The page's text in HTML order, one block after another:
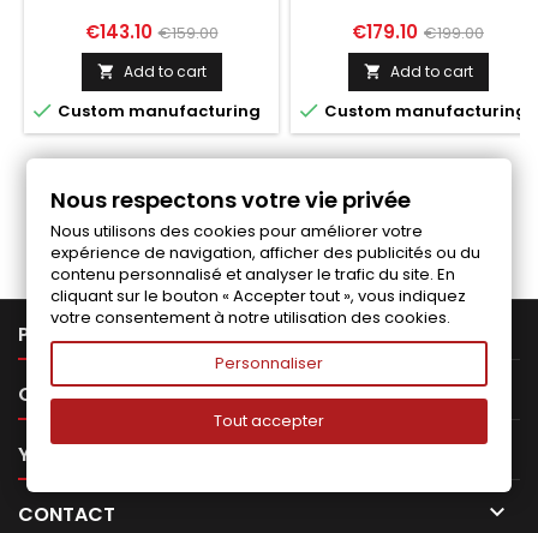
Price
€143.10 Regular
price
€159.00
 Add to cart
 Custom manufacturing
GLOSS BLACK
Price
€179.10 Regular
price
€199.00
 Add to cart
 Custom manufacturing
Follow us on Facebook
PRODUCTS
OUR COMPANY 
YOUR ACCOUNT 
CONTACT 
Nous respectons votre vie privée
Nous utilisons des cookies pour améliorer votre
expérience de navigation, afficher des publicités ou du
contenu personnalisé et analyser le trafic du site. En
cliquant sur le bouton « Accepter tout », vous indiquez
votre consentement à notre utilisation des cookies.
Personnaliser
Tout accepter